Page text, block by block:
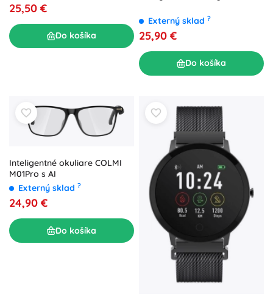
25,50 €
Do košíka
Externý sklad ?
25,90 €
Do košíka
Inteligentné okuliare COLMI
M01Pro s AI
Externý sklad ?
24,90 €
Do košíka